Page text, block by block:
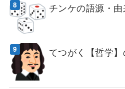
チンケの語源・
てつがく【哲学